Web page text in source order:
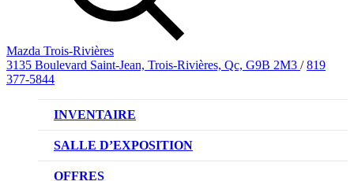
Mazda Trois-Rivières
3135 Boulevard Saint-Jean, Trois-Rivières, Qc, G9B 2M3 / 819
377-5844
INVENTAIRE
VÉHICULES NEUFS
VÉHICULES D’OCCASION
SALLE D’EXPOSITION
OFFRES